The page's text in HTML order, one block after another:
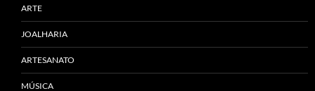
ARTE
JOALHARIA
ARTESANATO
MÚSICA